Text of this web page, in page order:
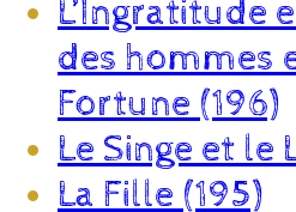
L’Ingratitude
des hommes
Fortune (196)
Le Singe et le
La Fille (195)